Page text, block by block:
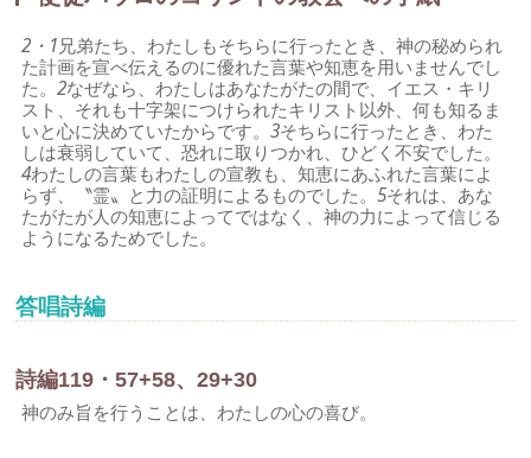
2・1兄弟たち、わたしもそちらに行ったとき、神の秘められ
た計画を宣べ伝えるのに優れた言葉や知恵を用いませんでし
た。2なぜなら、わたしはあなたがたの間で、イエス・キリ
スト、それも十字架につけられたキリスト以外、何も知るま
いと心に決めていたからです。3そちらに行ったとき、わた
しは衰弱していて、恐れに取りつかれ、ひどく不安でした。
4わたしの言葉もわたしの宣教も、知恵にあふれた言葉によ
らず、〝霊〟と力の証明によるものでした。5それは、あな
たがたが人の知恵によってではなく、神の力によって信じる
ようになるためでした。
答唱詩編
詩編119・57+58、29+30
神のみ旨を行うことは、わたしの心の喜び。